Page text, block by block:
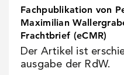
Fachpublikation von
Maximilian
Frachtbrief (eCMR)
Der Artikel ist
ausgabe der RdW.